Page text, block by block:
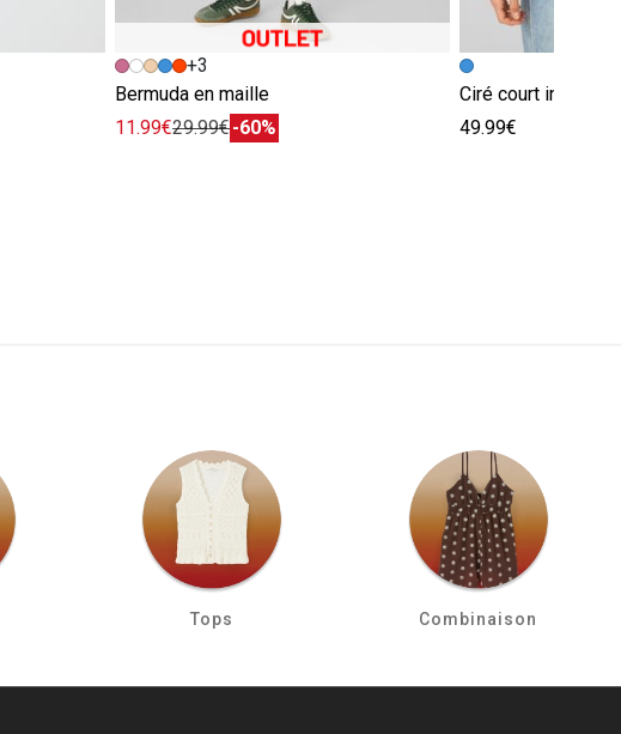
+3
Bermuda en maille
11.99€29.99€-60%
Ciré court intérieur
49.99€
Tops Combinaison